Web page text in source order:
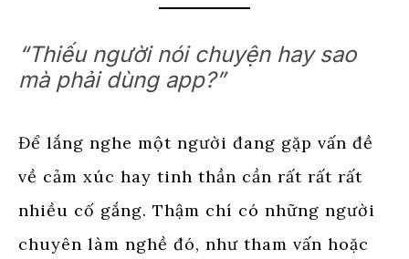
“Thiếu người nói chuyện hay sao
mà phải dùng app?”
Để lắng nghe một người đang gặp vấn đề
về cảm xúc hay tinh thần cần rất rất rất
nhiều cố gắng. Thậm chí có những người
chuyên làm nghề đó, như tham vấn hoặc